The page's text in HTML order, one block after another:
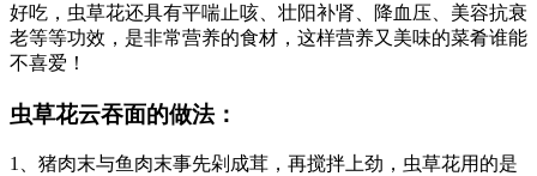
好吃，虫草花还具有平喘止咳、壮阳补肾、降血压、美容抗衰
老等等功效，是非常营养的食材，这样营养又美味的菜肴谁能
不喜爱！
虫草花云吞面的做法：
1、猪肉末与鱼肉末事先剁成茸，再搅拌上劲，虫草花用的是